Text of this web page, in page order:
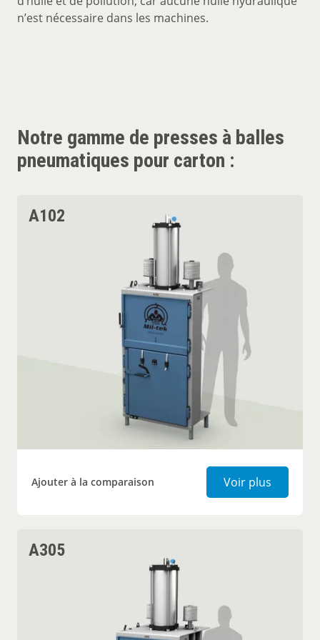
n’est nécessaire dans les machines.
Notre gamme de presses à balles
pneumatiques pour carton :
A102
Ajouter à la comparaison Voir plus
A305